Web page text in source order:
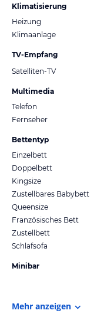
Klimatisierung
Heizung
Klimaanlage
TV-Empfang
Satelliten-TV
Multimedia
Telefon
Fernseher
Bettentyp
Einzelbett
Doppelbett
Kingsize
Zustellbares Babybett
Queensize
Französisches Bett
Zustellbett
Schlafsofa
Minibar
Mehr anzeigen